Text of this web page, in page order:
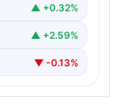
▲ +0.32%
▲ +2.59%
▼ -0.13%